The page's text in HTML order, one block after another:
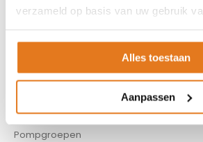
verzameld op basis van uw gebruik
Alles toestaan
Aanpassen
Infrarood panelen
Hoge temperatuur warmtepomp
Kachels
Pellet kachels
Pompgroepen